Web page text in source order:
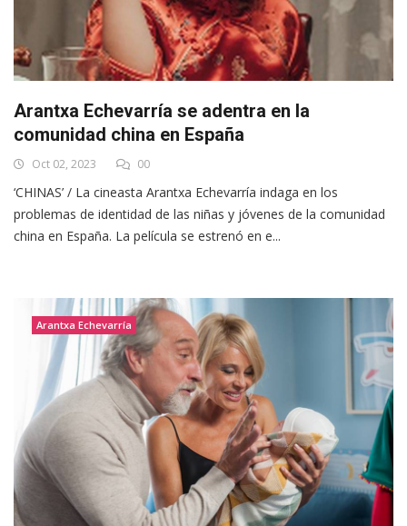
Arantxa Echevarría se adentra en la
comunidad china en España
Oct 02, 2023 00
‘CHINAS’ / La cineasta Arantxa Echevarría indaga en los
problemas de identidad de las niñas y jóvenes de la comunidad
china en España. La película se estrenó en e...
Arantxa Echevarría